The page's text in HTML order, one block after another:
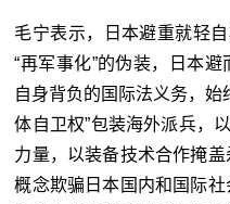
毛宁表示，日本避重就轻
“再军事化”的伪装，日本
自身背负的国际法义务，始
体自卫权”包装海外派兵，
力量，以装备技术合作掩
概念欺骗日本国内和国际